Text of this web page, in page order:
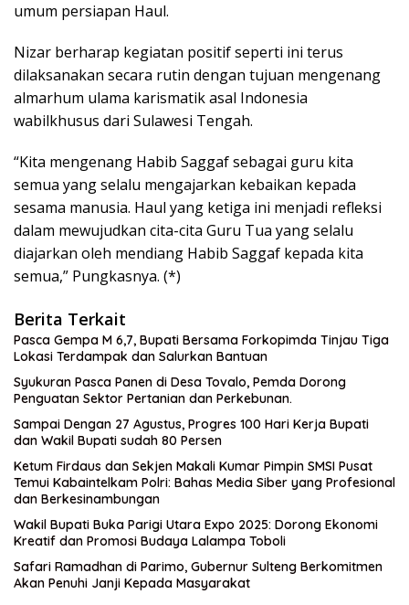
umum persiapan Haul.
Nizar berharap kegiatan positif seperti ini terus
dilaksanakan secara rutin dengan tujuan mengenang
almarhum ulama karismatik asal Indonesia
wabilkhusus dari Sulawesi Tengah.
“Kita mengenang Habib Saggaf sebagai guru kita
semua yang selalu mengajarkan kebaikan kepada
sesama manusia. Haul yang ketiga ini menjadi refleksi
dalam mewujudkan cita-cita Guru Tua yang selalu
diajarkan oleh mendiang Habib Saggaf kepada kita
semua,” Pungkasnya. (*)
Berita Terkait
Pasca Gempa M 6,7, Bupati Bersama Forkopimda Tinjau Tiga
Lokasi Terdampak dan Salurkan Bantuan
Syukuran Pasca Panen di Desa Tovalo, Pemda Dorong
Penguatan Sektor Pertanian dan Perkebunan.
Sampai Dengan 27 Agustus, Progres 100 Hari Kerja Bupati
dan Wakil Bupati sudah 80 Persen
Ketum Firdaus dan Sekjen Makali Kumar Pimpin SMSI Pusat
Temui Kabaintelkam Polri: Bahas Media Siber yang Profesional
dan Berkesinambungan
Wakil Bupati Buka Parigi Utara Expo 2025: Dorong Ekonomi
Kreatif dan Promosi Budaya Lalampa Toboli
Safari Ramadhan di Parimo, Gubernur Sulteng Berkomitmen
Akan Penuhi Janji Kepada Masyarakat